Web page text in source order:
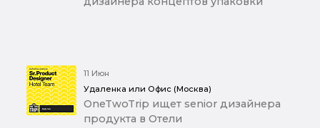
11 Июн
Удаленка или Офис (Москва)
OneTwoTrip ищет senior дизайнера
продукта в Отели